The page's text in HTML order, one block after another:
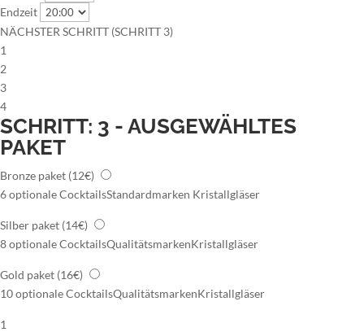
Endzeit
NÄCHSTER SCHRITT (SCHRITT 3)
1
2
3
4
SCHRITT: 3 - AUSGEWÄHLTES
PAKET
Bronze paket (12€)
6 optionale CocktailsStandardmarken Kristallgläser
Silber paket (14€)
8 optionale CocktailsQualitätsmarkenKristallgläser
Gold paket (16€)
10 optionale CocktailsQualitätsmarkenKristallgläser
1